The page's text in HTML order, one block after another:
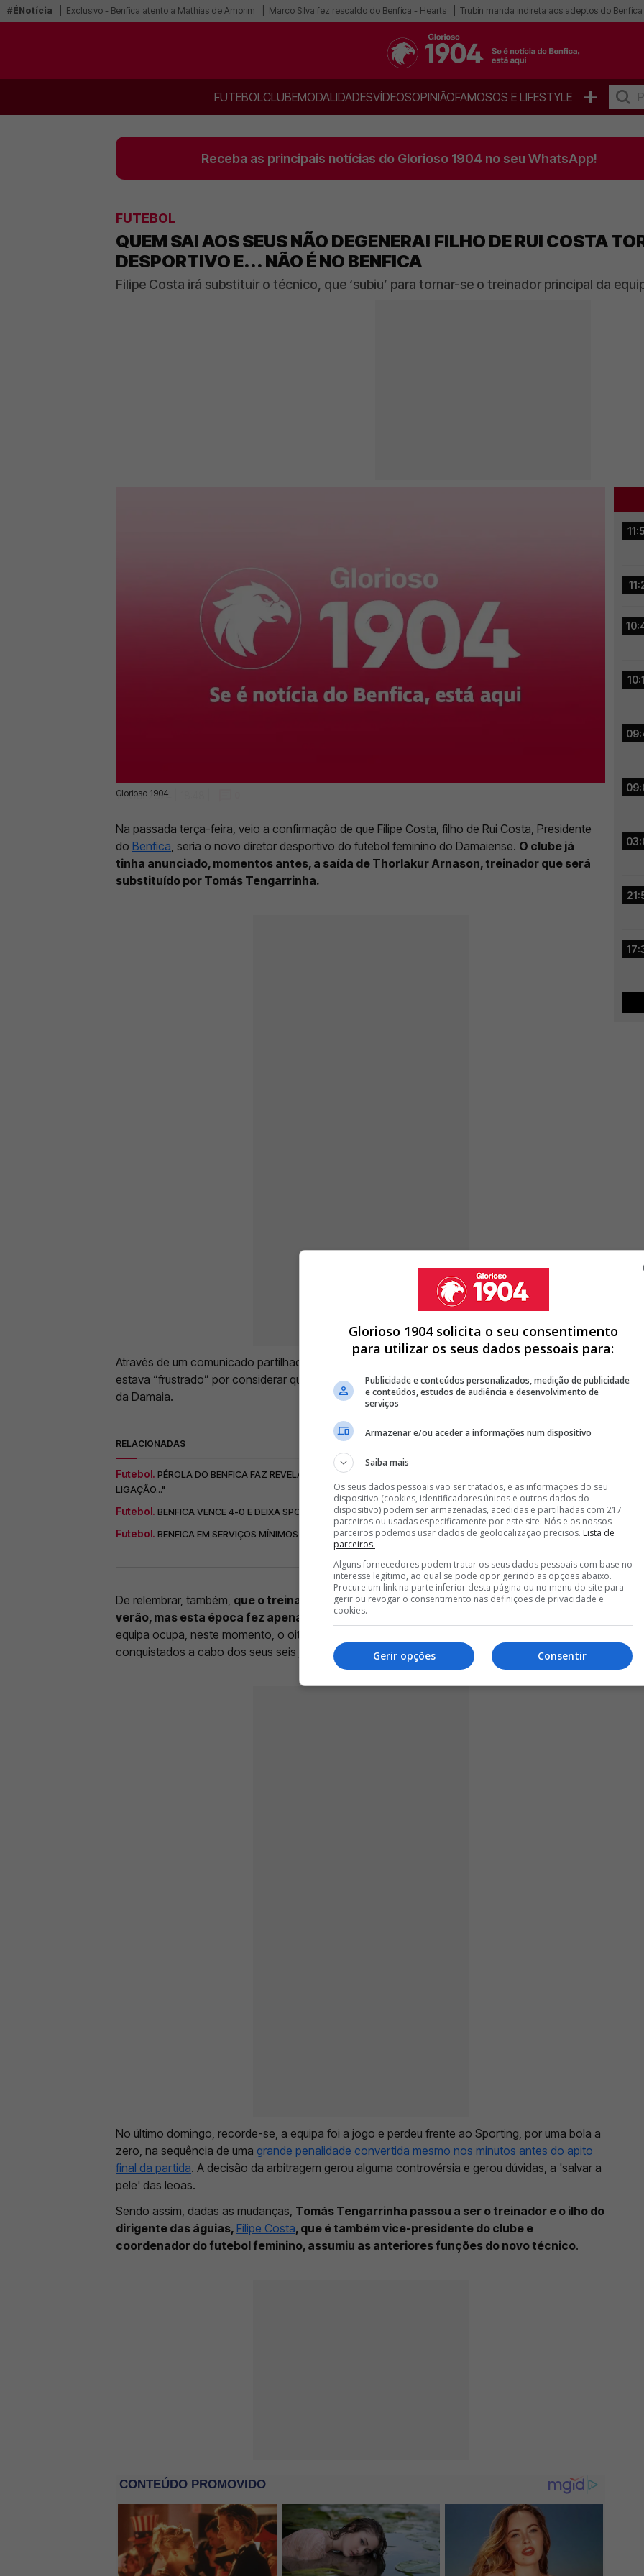
#ÉNotícia Exclusivo - Benfica atento a Mathias de Amorim Marco Silva fez rescaldo do Benfica - Hearts Trubin manda indireta aos adeptos do Benfica
FUTEBOLCLUBEMODALIDADESVÍDEOSOPINIÃOFAMOSOS E LIFESTYLE +
Receba as principais notícias do Glorioso 1904 no seu WhatsApp!
FUTEBOL
QUEM SAI AOS SEUS NÃO DEGENERA! FILHO DE RUI COSTA
DESPORTIVO E... NÃO É NO BENFICA
Filipe Costa irá substituir o técnico, que ‘subiu’ para tornar-se o treinador principal da
Glorioso 1904
16 Out 2024 | 18:48 |
Na passada terça-feira, veio a confirmação de que Filipe Costa, filho de Rui Costa, Presidente
do Benfica , seria o novo diretor desportivo do futebol feminino do Damaiense. O clube já
tinha anunciado, momentos antes, a saída de Thorlakur Arnason, treinador que será
substituído por Tomás Tengarrinha.
Através de um comunicado partilhado nas redes sociais, o Damaiense esclareceu que Arnason
estava “frustrado” por considerar que existe um "preconceito institucional", que visa a equipa
da Damaia.
RELACIONADAS
Futebol. PÉROLA DO BENFICA FAZ REVELAÇÃO SOBRE CARREIRA: "É UM CLUBE PELO QUAL SEMPRE TIVE UMA
LIGAÇÃO..."
Futebol. BENFICA VENCE 4-0 E DEIXA SPORTING A 10 PONTOS DE DISTÂNCIA
Futebol. BENFICA EM SERVIÇOS MÍNIMOS CONVENCE E SEGUE EM FRENTE NA TAÇA DE PORTUGAL
< >
De relembrar, também, que o treinador islandês tinha renovado com o Damaiense no
verão, mas esta época fez apenas oito jogos, nos quais conseguiu duas vitórias
equipa ocupa, neste momento, o oitavo lugar da Primeira Liga Feminina com quatro pontos
conquistados a cabo dos seus seis jogos.
No último domingo, recorde-se, a equipa foi a jogo e perdeu frente ao Sporting, por uma bola a
zero, na sequência de uma grande penalidade convertida mesmo nos minutos antes do apito
final da partida. A decisão da arbitragem gerou alguma controvérsia e gerou dúvidas, a 'salvar a
pele' das leoas.
Sendo assim, dadas as mudanças, Tomás Tengarrinha passou a ser o treinador e o ilho do
dirigente das águias, Filipe Costa, que é também vice-presidente do clube e
coordenador do futebol feminino, assumiu as anteriores funções do novo técnico.
Glorioso 1904 solicita o seu consentimento
para utilizar os seus dados pessoais para:
Publicidade e conteúdos personalizados, medição de publicidade
e conteúdos, estudos de audiência e desenvolvimento de
serviços
Armazenar e/ou aceder a informações num dispositivo
Saiba mais
Os seus dados pessoais vão ser tratados, e as informações do seu
dispositivo (cookies, identificadores únicos e outros dados do
dispositivo) podem ser armazenadas, acedidas e partilhadas com 217
parceiros ou usadas especificamente por este site. Nós e os nossos
parceiros podemos usar dados de geolocalização precisos. Lista de
parceiros.
Alguns fornecedores podem tratar os seus dados pessoais com base no
interesse legítimo, ao qual se pode opor gerindo as opções abaixo.
Procure um link na parte inferior desta página ou no menu do site para
gerir ou revogar o consentimento nas definições de privacidade e
cookies.
Consentir
Gerir opções